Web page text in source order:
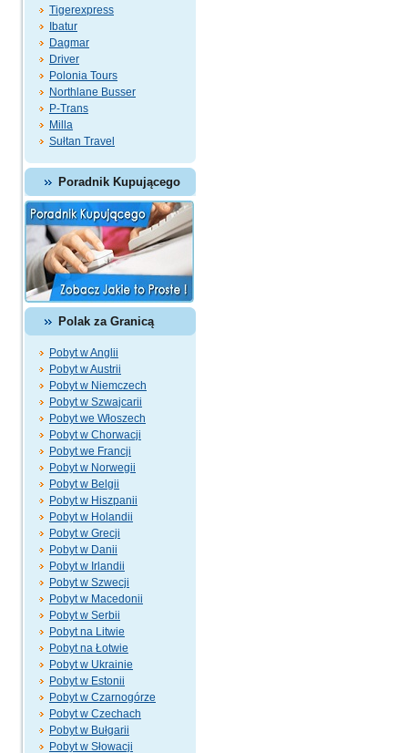
Tigerexpress
Ibatur
Dagmar
Driver
Polonia Tours
Northlane Busser
P-Trans
Milla
Sułtan Travel
Poradnik Kupującego
Polak za Granicą
Pobyt w Anglii
Pobyt w Austrii
Pobyt w Niemczech
Pobyt w Szwajcarii
Pobyt we Włoszech
Pobyt w Chorwacji
Pobyt we Francji
Pobyt w Norwegii
Pobyt w Belgii
Pobyt w Hiszpanii
Pobyt w Holandii
Pobyt w Grecji
Pobyt w Danii
Pobyt w Irlandii
Pobyt w Szwecji
Pobyt w Macedonii
Pobyt w Serbii
Pobyt na Litwie
Pobyt na Łotwie
Pobyt w Ukrainie
Pobyt w Estonii
Pobyt w Czarnogórze
Pobyt w Czechach
Pobyt w Bułgarii
Pobyt w Słowacji